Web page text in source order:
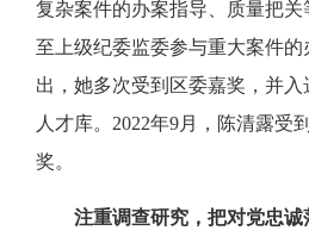
复杂案件的办案指导、质量把
至上级纪委监委参与重大案件
出，她多次受到区委嘉奖，并
人才库。2022年9月，陈清露受
奖。
注重调查研究，把对党忠诚